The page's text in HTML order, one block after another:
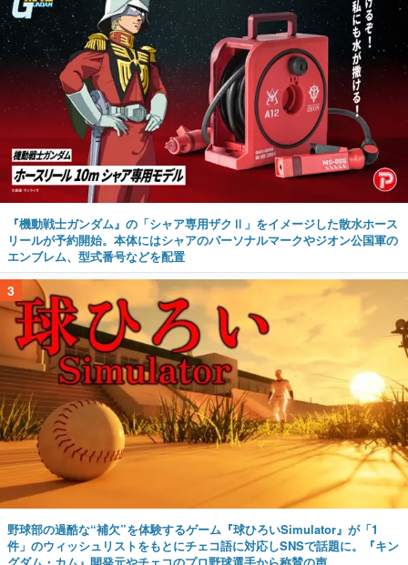
『機動戦士ガンダム』の「シャア専用ザクⅡ」をイメージした散水ホース
リールが予約開始。本体にはシャアのパーソナルマークやジオン公国軍の
エンブレム、型式番号などを配置
3
野球部の過酷な“補欠”を体験するゲーム『球ひろいSimulator』が「1
件」のウィッシュリストをもとにチェコ語に対応しSNSで話題に。『キン